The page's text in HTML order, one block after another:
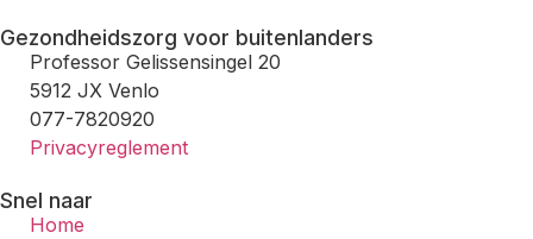
Gezondheidszorg voor buitenlanders
Professor Gelissensingel 20
5912 JX Venlo
077-7820920
Privacyreglement
Snel naar
Home